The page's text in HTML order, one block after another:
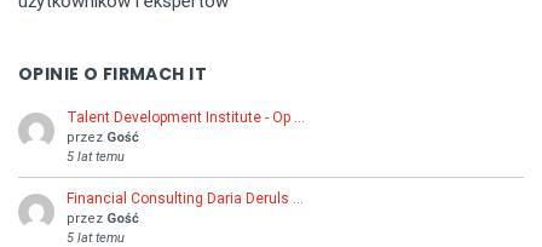
OPINIE O FIRMACH IT
Talent Development Institute - Op …
przez Gość
5 lat temu
Financial Consulting Daria Deruls …
przez Gość
5 lat temu